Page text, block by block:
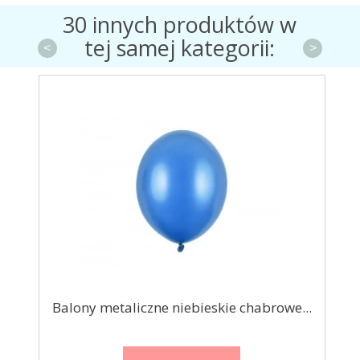
30 innych produktów w
tej samej kategorii:
Balony metaliczne niebieskie chabrowe...
< >